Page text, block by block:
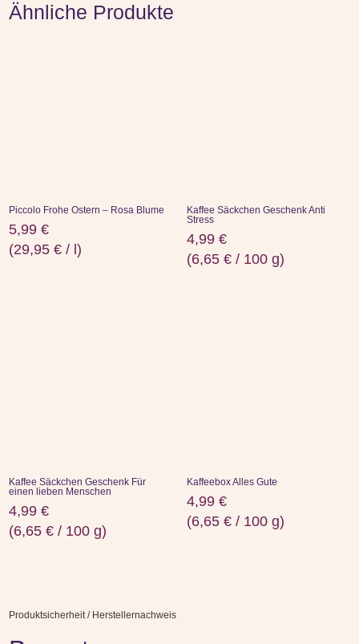
Ähnliche Produkte
Piccolo Frohe Ostern – Rosa Blume
5,99€
(29,95€ / l)
Kaffee Säckchen Geschenk Anti
Stress
4,99 €
(6,65 €/ 100 g)
Kaffee Säckchen Geschenk Für
einen lieben Menschen
4,99€
(6,65€ / 100 g)
Kaffeebox Alles Gute
4,99 €
(6,65 €/ 100 g)
Produktsicherheit / Herstellernachweis